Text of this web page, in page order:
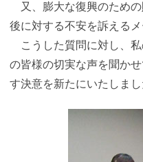
又、膨大な復興のため
後に対する不安を訴える
こうした質問に対し、
の皆様の切実な声を聞か
す決意を新たにいたしまし